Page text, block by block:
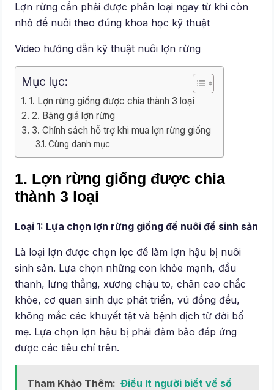
Lợn rừng cần phải được phân loại ngay từ khi còn
nhỏ để nuôi theo đúng khoa học kỹ thuật
Video hướng dẫn kỹ thuật nuôi lợn rừng
Mục lục:
1. Lợn rừng giống được chia thành 3 loại
2. Bảng giá lợn rừng
3. Chính sách hỗ trợ khi mua lợn rừng giống
Cùng danh mục
1. Lợn rừng giống được chia
thành 3 loại
Loại 1: Lựa chọn lợn rừng giống để nuôi để sinh sản
Là loại lợn được chọn lọc để làm lợn hậu bị nuôi
sinh sản. Lựa chọn những con khỏe mạnh, đầu
thanh, lưng thẳng, xương chậu to, chân cao chắc
khỏe, cơ quan sinh dục phát triển, vú đồng đều,
không mắc các khuyết tật và bệnh dịch từ đời bố
mẹ. Lựa chọn lợn hậu bị phải đảm bảo đáp ứng
được các tiêu chí trên.
Tham Khảo Thêm: Điều ít người biết về số